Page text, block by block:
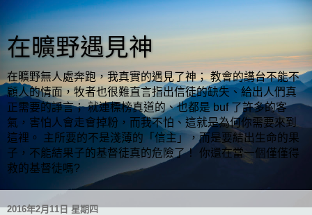
在曠野遇見神
在曠野無人處奔跑，我真實的遇見了神； 教會的講台不能不
顧人的情面，牧者也很難直言指出信徒的缺失、給出人們真
正需要的諍言； 就連標榜真道的、也都是 buf 了許多的客
氣，害怕人會走會掉粉，而我不怕、這就是為何你需要來到
這裡。 主所要的不是淺薄的「信主」，而是要結出生命的果
子，不能結果子的基督徒真的危險了！ 你還在當一個僅僅得
救的基督徒嗎?
2016年2月11日 星期四